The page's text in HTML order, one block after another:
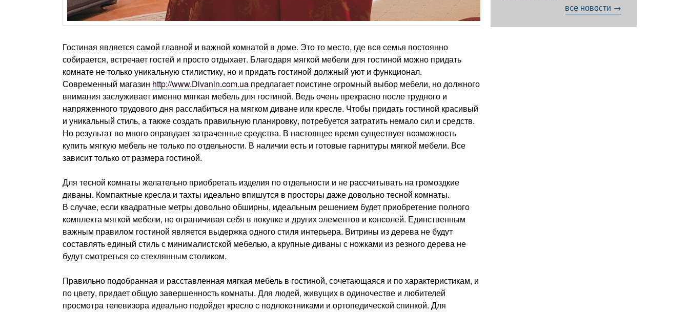
Гостиная является самой главной и важной комнатой в доме. Это то место, где вся семья постоянно
собирается, встречает гостей и просто отдыхает. Благодаря мягкой мебели для гостиной можно придать
комнате не только уникальную стилистику, но и придать гостиной должный уют и функционал.
Современный магазин http://www.Divanin.com.ua предлагает поистине огромный выбор мебели, но должного
внимания заслуживает именно мягкая мебель для гостиной. Ведь очень прекрасно после трудного и
напряженного трудового дня расслабиться на мягком диване или кресле. Чтобы придать гостиной красивый
и уникальный стиль, а также создать правильную планировку, потребуется затратить немало сил и средств.
Но результат во много оправдает затраченные средства. В настоящее время существует возможность
купить мягкую мебель не только по отдельности. В наличии есть и готовые гарнитуры мягкой мебели. Все
зависит только от размера гостиной.
Для тесной комнаты желательно приобретать изделия по отдельности и не рассчитывать на громоздкие
диваны. Компактные кресла и тахты идеально впишутся в просторы даже довольно тесной комнаты.
В случае, если квадратные метры довольно обширны, идеальным решением будет приобретение полного
комплекта мягкой мебели, не ограничивая себя в покупке и других элементов и консолей. Единственным
важным правилом гостиной является выдержка одного стиля интерьера. Витрины из дерева не будут
составлять единый стиль с минималистской мебелью, а крупные диваны с ножками из резного дерева не
будут смотреться со стеклянным столиком.
Правильно подобранная и расставленная мягкая мебель в гостиной, сочетающаяся и по характеристикам, и
по цвету, придает общую завершенность комнаты. Для людей, живущих в одиночестве и любителей
просмотра телевизора идеально подойдет кресло с подлокотниками и ортопедической спинкой. Для
все новости →